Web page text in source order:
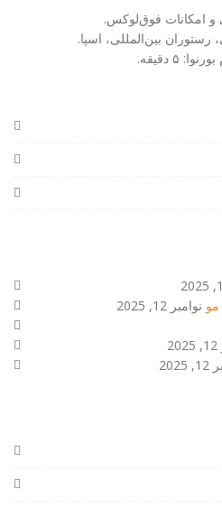
بین‌المللی، اسپا.
۵ دقیقه.
نوامبر 12, 2025